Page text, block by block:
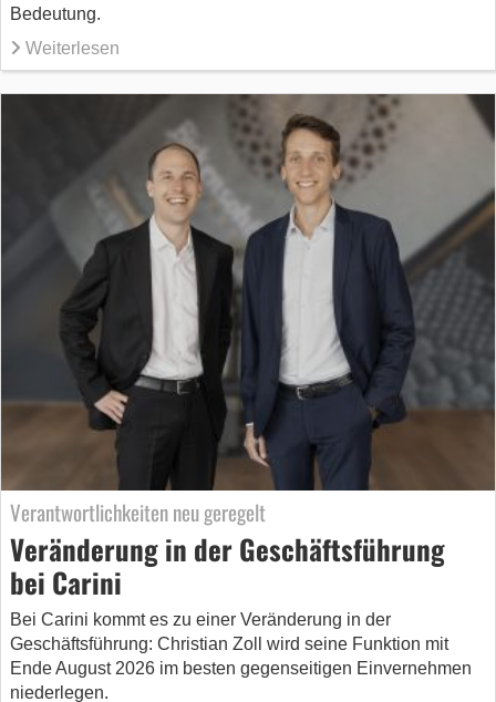
Bedeutung.
Weiterlesen
Verantwortlichkeiten neu geregelt
Veränderung in der Geschäftsführung
bei Carini
Bei Carini kommt es zu einer Veränderung in der
Geschäftsführung: Christian Zoll wird seine Funktion mit
Ende August 2026 im besten gegenseitigen Einvernehmen
niederlegen.